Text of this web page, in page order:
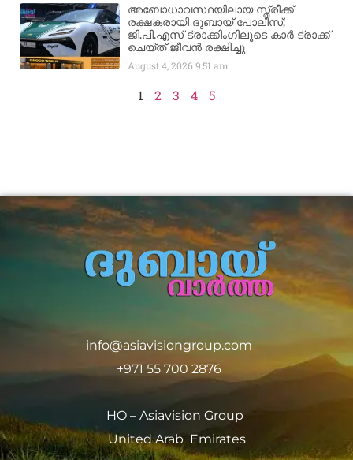
അബോധാവസ്ഥയിലായ സ്ത്രീക്ക്
രക്ഷകരായി ദുബായ് പോലീസ്;
ജി.പി.എസ് ട്രാക്കിംഗിലൂടെ കാർ ട്രാക്ക്
ചെയ്ത് ജീവൻ രക്ഷിച്ചു
August 4, 20269:51 am
1 2 3 4 5
info@asiavisiongroup.com
+971 55 700 2876
HO – Asiavision Group
United Arab Emirates